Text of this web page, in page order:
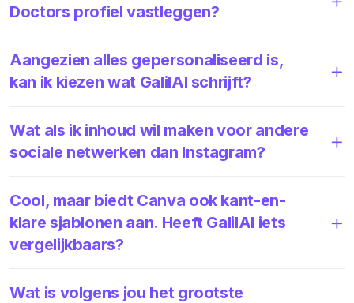
Doctors profiel vastleggen?
Aangezien alles gepersonaliseerd is,
kan ik kiezen wat GalilAI schrijft?
Wat als ik inhoud wil maken voor andere
sociale netwerken dan Instagram?
Cool, maar biedt Canva ook kant-en-
klare sjablonen aan. Heeft GalilAI iets
vergelijkbaars?
Wat is volgens jou het grootste